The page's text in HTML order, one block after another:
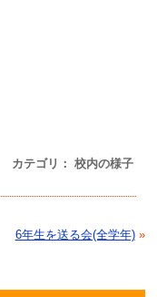
カテゴリ： 校内の様子
6年生を送る会(全学年) »